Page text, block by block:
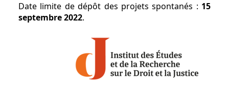
Date limite de dépôt des projets spontanés : 15
septembre 2022.